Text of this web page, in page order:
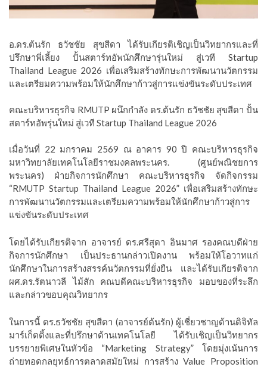
อ.ดร.ต้นรัก ธวัชชัย สุขสีดา ได้รับเกียรติเชิญเป็นวิทยากรและที่
ปรึกษาพี่เลี้ยง ปั้นสตาร์ทอัพนักศึกษารุ่นใหม่ สู่เวที Startup
Thailand League 2026 เพื่อเสริมสร้างทักษะการพัฒนานวัตกรรม
และเตรียมความพร้อมให้นักศึกษาก้าวสู่การแข่งขันระดับประเทศ
คณะบริหารธุรกิจ RMUTP ผนึกกำลัง ดร.ต้นรัก ธวัชชัย สุขสีดา ปั้น
สตาร์ทอัพรุ่นใหม่ สู่เวที Startup Thailand League 2026
เมื่อวันที่ 22 มกราคม 2569 ณ อาคาร 90 ปี คณะบริหารธุรกิจ
มหาวิทยาลัยเทคโนโลยีราชมงคลพระนคร. (ศูนย์พณิชยการ
พระนคร) ฝ่ายกิจการนักศึกษา คณะบริหารธุรกิจ จัดกิจกรรม
“RMUTP Startup Thailand League 2026” เพื่อเสริมสร้างทักษะ
การพัฒนานวัตกรรมและเตรียมความพร้อมให้นักศึกษาก้าวสู่การ
แข่งขันระดับประเทศ
โดยได้รับเกียรติจาก อาจารย์ ดร.ศรีสุดา อินมาศ รองคณบดีฝ่าย
กิจการนักศึกษา เป็นประธานกล่าวเปิดงาน พร้อมให้โอวาทแก่
นักศึกษาในการสร้างสรรค์นวัตกรรมที่ยั่งยืน และได้รับเกียรติจาก
ผศ.ดร.รัตนาวลี ไม้สัก คณบดีคณะบริหารธุรกิจ มอบของที่ระลึก
และกล่าวขอบคุณวิทยากร
ในการนี้ ดร.ธวัชชัย สุขสีดา (อาจารย์ต้นรัก) ผู้เชี่ยวชาญด้านดิจิทัล
มาร์เก็ตติ้งและที่ปรึกษาด้านเทคโนโลยี ได้รับเชิญเป็นวิทยากร
บรรยายพิเศษในหัวข้อ “Marketing Strategy” โดยมุ่งเน้นการ
ถ่ายทอดกลยุทธ์การตลาดสมัยใหม่ การสร้าง Value Proposition